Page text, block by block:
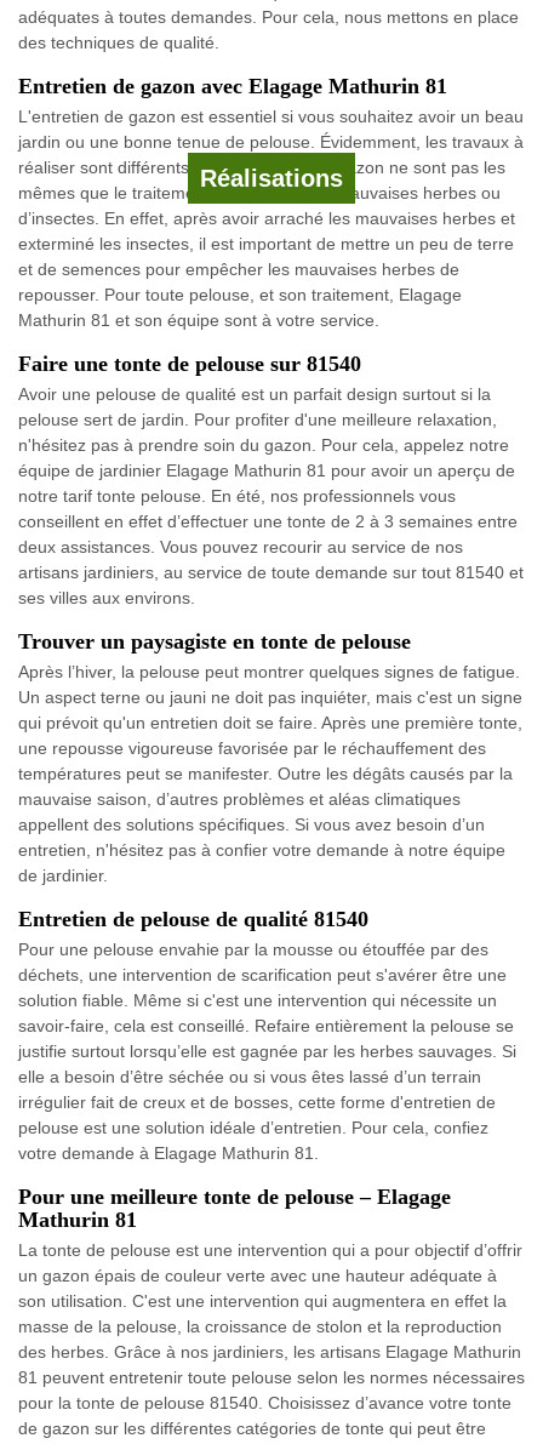
Réalisations
adéquates à toutes demandes. Pour cela, nous mettons en place
des techniques de qualité.
Entretien de gazon avec Elagage Mathurin 81
L'entretien de gazon est essentiel si vous souhaitez avoir un beau
jardin ou une bonne tenue de pelouse. Évidemment, les travaux à
réaliser sont différents. Les entretiens du gazon ne sont pas les
mêmes que le traitement d’infestation de mauvaises herbes ou
d’insectes. En effet, après avoir arraché les mauvaises herbes et
exterminé les insectes, il est important de mettre un peu de terre
et de semences pour empêcher les mauvaises herbes de
repousser. Pour toute pelouse, et son traitement, Elagage
Mathurin 81 et son équipe sont à votre service.
Faire une tonte de pelouse sur 81540
Avoir une pelouse de qualité est un parfait design surtout si la
pelouse sert de jardin. Pour profiter d'une meilleure relaxation,
n'hésitez pas à prendre soin du gazon. Pour cela, appelez notre
équipe de jardinier Elagage Mathurin 81 pour avoir un aperçu de
notre tarif tonte pelouse. En été, nos professionnels vous
conseillent en effet d’effectuer une tonte de 2 à 3 semaines entre
deux assistances. Vous pouvez recourir au service de nos
artisans jardiniers, au service de toute demande sur tout 81540 et
ses villes aux environs.
Trouver un paysagiste en tonte de pelouse
Après l’hiver, la pelouse peut montrer quelques signes de fatigue.
Un aspect terne ou jauni ne doit pas inquiéter, mais c'est un signe
qui prévoit qu'un entretien doit se faire. Après une première tonte,
une repousse vigoureuse favorisée par le réchauffement des
températures peut se manifester. Outre les dégâts causés par la
mauvaise saison, d’autres problèmes et aléas climatiques
appellent des solutions spécifiques. Si vous avez besoin d’un
entretien, n'hésitez pas à confier votre demande à notre équipe
de jardinier.
Entretien de pelouse de qualité 81540
Pour une pelouse envahie par la mousse ou étouffée par des
déchets, une intervention de scarification peut s'avérer être une
solution fiable. Même si c'est une intervention qui nécessite un
savoir-faire, cela est conseillé. Refaire entièrement la pelouse se
justifie surtout lorsqu’elle est gagnée par les herbes sauvages. Si
elle a besoin d’être séchée ou si vous êtes lassé d’un terrain
irrégulier fait de creux et de bosses, cette forme d'entretien de
pelouse est une solution idéale d’entretien. Pour cela, confiez
votre demande à Elagage Mathurin 81.
Pour une meilleure tonte de pelouse – Elagage
Mathurin 81
La tonte de pelouse est une intervention qui a pour objectif d’offrir
un gazon épais de couleur verte avec une hauteur adéquate à
son utilisation. C'est une intervention qui augmentera en effet la
masse de la pelouse, la croissance de stolon et la reproduction
des herbes. Grâce à nos jardiniers, les artisans Elagage Mathurin
81 peuvent entretenir toute pelouse selon les normes nécessaires
pour la tonte de pelouse 81540. Choisissez d’avance votre tonte
de gazon sur les différentes catégories de tonte qui peut être